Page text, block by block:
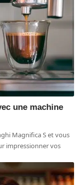
une machine
Magnifica S et vous
impressionner vos